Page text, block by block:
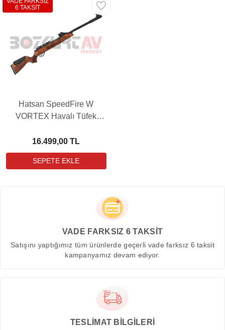
Hatsan SpeedFire W
VORTEX Havalı Tüfek
Hediyeli)
16.499,00 TL
6 TAKSİT
VADE FARKSIZ 6 TAKSİT
Satışını yaptığımız tüm ürünlerde geçerli vade farksız 6 taksit
kampanyamız devam ediyor.
TESLİMAT BİLGİLERİ